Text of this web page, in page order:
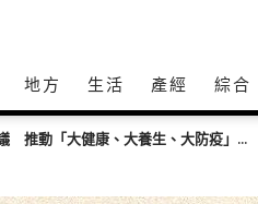
地方 生活 產經 綜合
中國人體工程學研究院發布全球健康倡議 推動「大健康、大養生、大防疫」新生活系統